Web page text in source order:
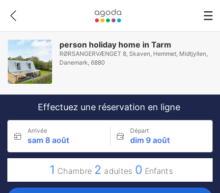
person holiday home in Tarm
RØRSANGERVÆNGET 8, Skaven, Hemmet, Midtjyllen,
Danemark, 6880
Effectuez une réservation en ligne
Arrivée
sam 8 août
Départ
dim 9 août
1 Chambre 2 adultes 0 Enfants